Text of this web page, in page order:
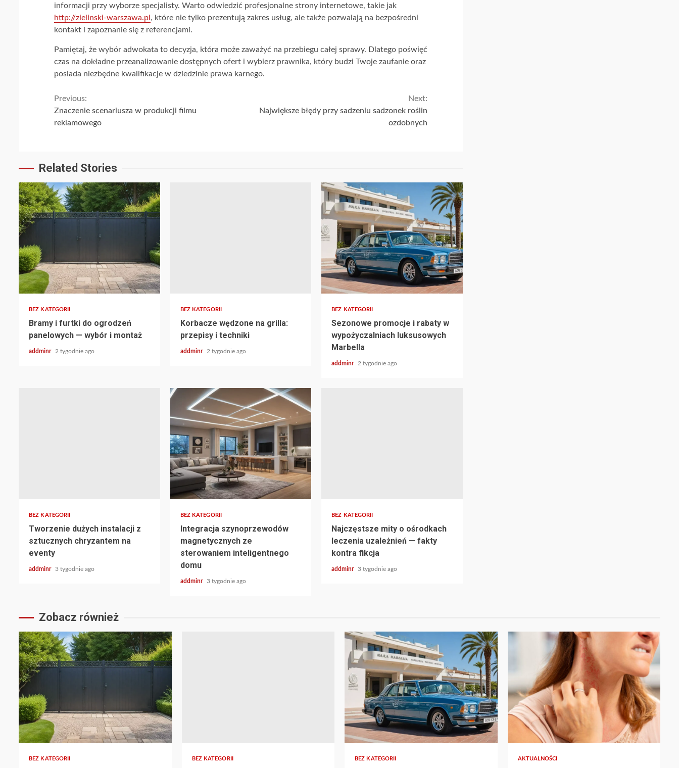
informacji przy wyborze specjalisty. Warto odwiedzić profesjonalne strony internetowe, takie jak
http://zielinski-warszawa.pl , które nie tylko prezentują zakres usług, ale także pozwalają na bezpośredni
kontakt i zapoznanie się z referencjami.
Pamiętaj, że wybór adwokata to decyzja, która może zaważyć na przebiegu całej sprawy. Dlatego poświęć
czas na dokładne przeanalizowanie dostępnych ofert i wybierz prawnika, który budzi Twoje zaufanie oraz
posiada niezbędne kwalifikacje w dziedzinie prawa karnego.
Continue
Reading
Previous:
Znaczenie scenariusza w produkcji filmu
reklamowego
Next:
Największe błędy przy sadzeniu sadzonek roślin
ozdobnych
Related Stories
BEZ KATEGORII
Bramy i furtki do ogrodzeń
panelowych — wybór i montaż
addminr 2 tygodnie ago
BEZ KATEGORII
Korbacze wędzone na grilla:
przepisy i techniki
addminr 2 tygodnie ago
BEZ KATEGORII
Sezonowe promocje i rabaty w
wypożyczalniach luksusowych
Marbella
addminr 2 tygodnie ago
BEZ KATEGORII
Tworzenie dużych instalacji z
sztucznych chryzantem na
eventy
addminr 3 tygodnie ago
BEZ KATEGORII
Integracja szynoprzewodów
magnetycznych ze
sterowaniem inteligentnego
domu
addminr 3 tygodnie ago
BEZ KATEGORII
Najczęstsze mity o ośrodkach
leczenia uzależnień — fakty
kontra fikcja
addminr 3 tygodnie ago
Zobacz również
BEZ KATEGORII BEZ KATEGORII BEZ KATEGORII AKTUALNOŚCI